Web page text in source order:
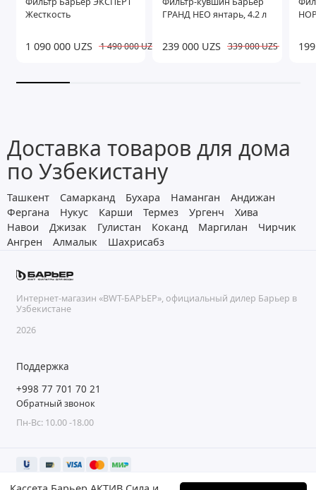
Жесткость
1 090 000 UZS 1 490 000 UZS
ГРАНД НЕО янтарь, 4.2 л
239 000 UZS 339 000 UZS
Доставка товаров для дома
по Узбекистану
Ташкент Самарканд Бухара Наманган
Андижан
Фергана
Нукус Карши Термез Ургенч
Хива
Навои
Джизак Гулистан Коканд Маргилан
Чирчик
Ангрен
Алмалык Шахрисабз
Интернет-магазин «BWT-БАРЬЕР», официальный дилер Барьер в
Узбекистане
2026
Поддержка
+998 77 701 70 21
Обратный звонок
Пн-Вс: 10.00 -18.00